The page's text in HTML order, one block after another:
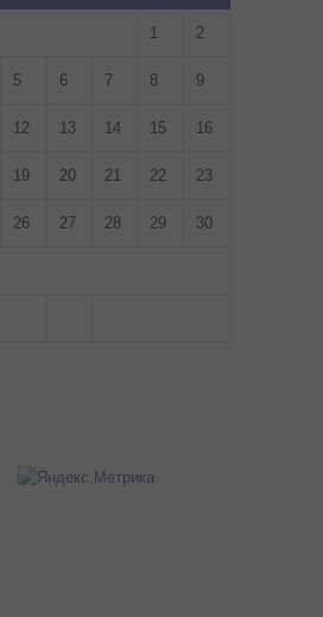
1 2
5 6 7 8 9
12 13 14 15 16
19 20 21 22 23
26 27 28 29 30